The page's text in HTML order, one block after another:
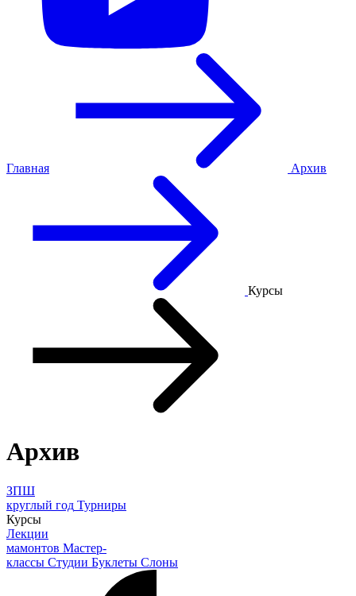
Главная Архив
Курсы
Архив
ЗПШ
круглый год Турниры
Курсы
Лекции
мамонтов Мастер-
классы Студии Буклеты Слоны